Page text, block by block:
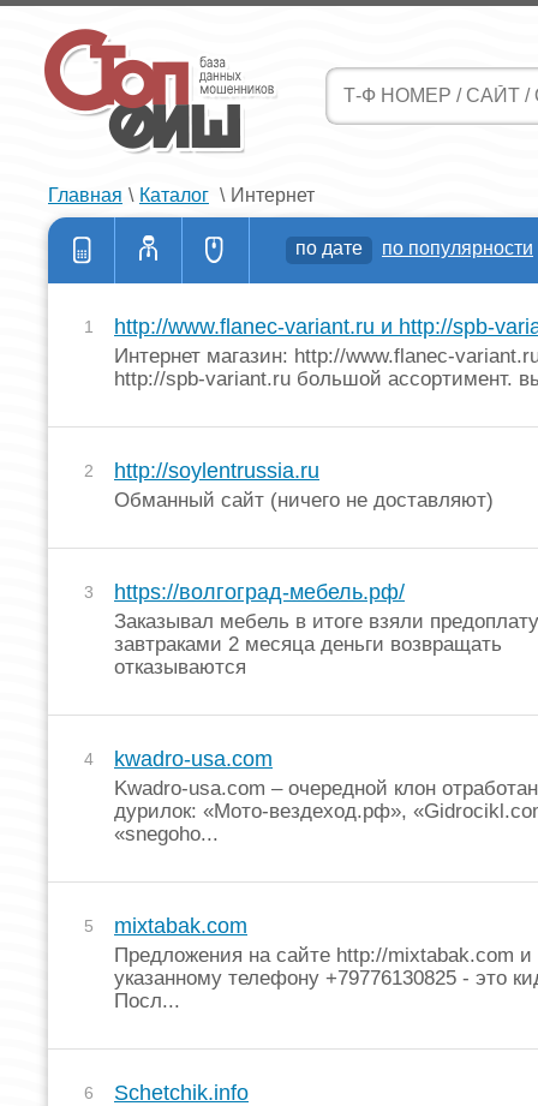
Главная \ Каталог \ Интернет
по дате по популярности
1 http://www.flanec-variant.ru и http://spb-
Интернет магазин: http://www.flanec-
http://spb-variant.ru большой ассортимент.
2 http://soylentrussia.ru
Обманный сайт (ничего не доставляют)
3 https://волгоград-мебель.рф/
Заказывал мебель в итоге взяли
завтраками 2 месяца деньги возвращать
отказываются
4 kwadro-usa.com
Kwadro-usa.com – очередной клон
дурилок: «Мото-вездеход.рф»,
«snegoho...
5 mixtabak.com
Предложения на сайте http://mixtabak.com и
указанному телефону +79776130825 - это
Посл...
6 Schetchik.info